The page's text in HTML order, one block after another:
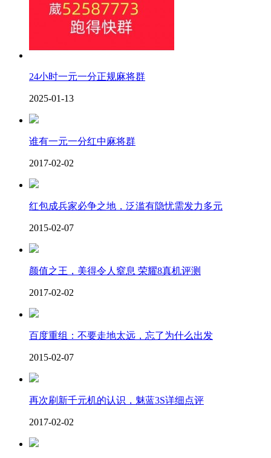
24小时一元一分正规麻将群
2025-01-13
谁有一元一分红中麻将群
2017-02-02
红包成兵家必争之地，泛滥有隐忧需发力多元
2015-02-07
颜值之王，美得令人窒息 荣耀8真机评测
2017-02-02
百度重组：不要走地太远，忘了为什么出发
2015-02-07
再次刷新千元机的认识，魅蓝3S详细点评
2017-02-02